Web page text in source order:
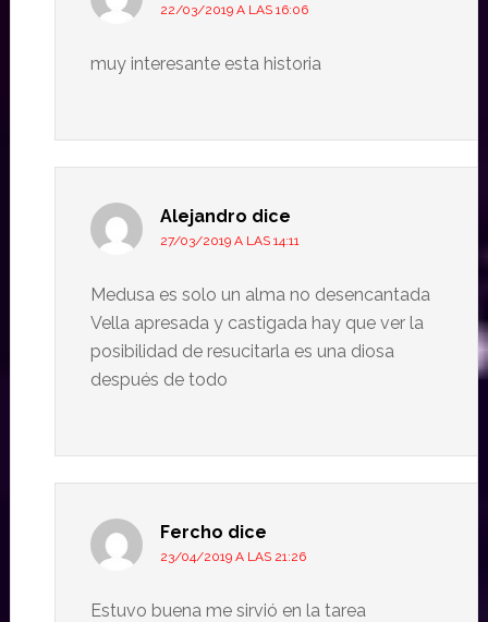
22/03/2019 A LAS 16:06
muy interesante esta historia
Alejandro dice
27/03/2019 A LAS 14:11
Medusa es solo un alma no desencantada
Vella apresada y castigada hay que ver la
posibilidad de resucitarla es una diosa
después de todo
Fercho dice
23/04/2019 A LAS 21:26
Estuvo buena me sirvió en la tarea